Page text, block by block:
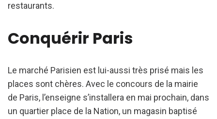
restaurants.
Conquérir Paris
Le marché Parisien est lui-aussi très prisé mais les
places sont chères. Avec le concours de la mairie
de Paris, l’enseigne s’installera en mai prochain, dans
un quartier place de la Nation, un magasin baptisé